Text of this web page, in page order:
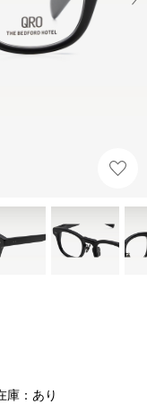
庫：あり